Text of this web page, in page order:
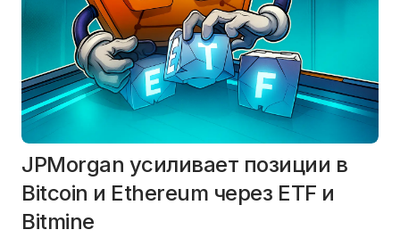
JPMorgan усиливает позиции в
Bitcoin и Ethereum через ETF и
Bitmine